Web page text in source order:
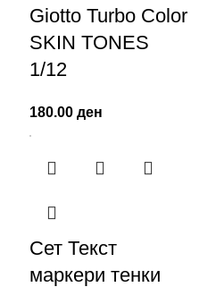
Giotto Turbo Color
SKIN TONES
1/12
180.00 ден
Сет Текст
маркери тенки